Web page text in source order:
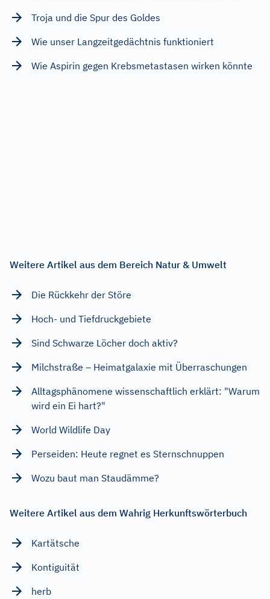
Troja und die Spur des Goldes
Wie unser Langzeitgedächtnis funktioniert
Wie Aspirin gegen Krebsmetastasen wirken könnte
Weitere Artikel aus dem Bereich Natur & Umwelt
Die Rückkehr der Störe
Hoch- und Tiefdruckgebiete
Sind Schwarze Löcher doch aktiv?
Milchstraße – Heimatgalaxie mit Überraschungen
Alltagsphänomene wissenschaftlich erklärt: "Warum
wird ein Ei hart?"
World Wildlife Day
Perseiden: Heute regnet es Sternschnuppen
Wozu baut man Staudämme?
Weitere Artikel aus dem Wahrig Herkunftswörterbuch
Kartätsche
Kontiguität
herb